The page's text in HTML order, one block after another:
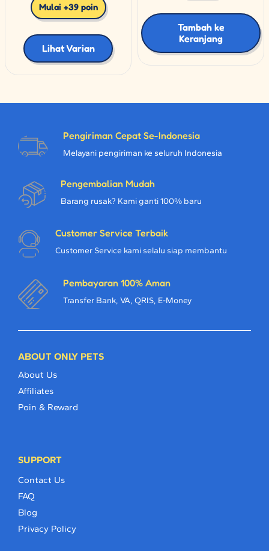
Mulai +39 poin
Lihat Varian
Tambah ke
Keranjang
Pengiriman Cepat Se-Indonesia
Melayani pengiriman ke seluruh Indonesia
Pengembalian Mudah
Barang rusak? Kami ganti 100% baru
Customer Service Terbaik
Customer Service kami selalu siap membantu
Pembayaran 100% Aman
Transfer Bank, VA, QRIS, E-Money
ABOUT ONLY PETS
About Us
Affiliates
Poin & Reward
SUPPORT
Contact Us
FAQ
Blog
Privacy Policy